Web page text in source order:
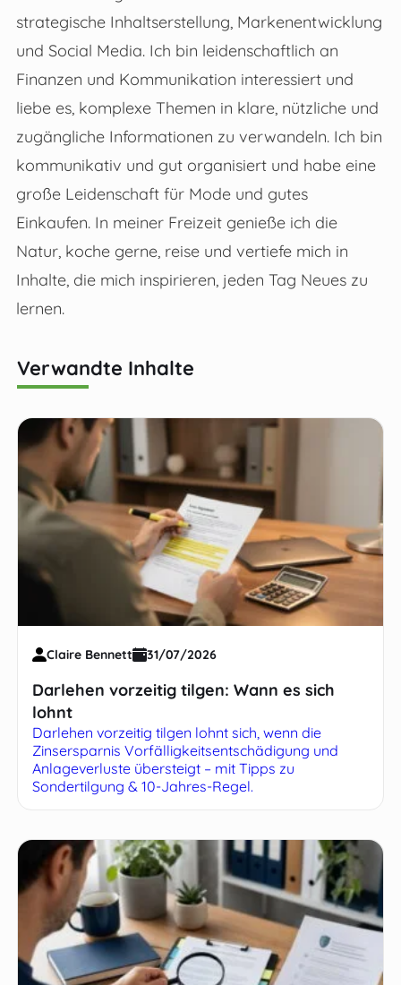
strategische Inhaltserstellung, Markenentwicklung
und Social Media. Ich bin leidenschaftlich an
Finanzen und Kommunikation interessiert und
liebe es, komplexe Themen in klare, nützliche und
zugängliche Informationen zu verwandeln. Ich bin
kommunikativ und gut organisiert und habe eine
große Leidenschaft für Mode und gutes
Einkaufen. In meiner Freizeit genieße ich die
Natur, koche gerne, reise und vertiefe mich in
Inhalte, die mich inspirieren, jeden Tag Neues zu
lernen.
Verwandte Inhalte
Claire Bennett 31/07/2026
Darlehen vorzeitig tilgen: Wann es sich
lohnt
Darlehen vorzeitig tilgen lohnt sich, wenn die
Zinsersparnis Vorfälligkeitsentschädigung und
Anlageverluste übersteigt – mit Tipps zu
Sondertilgung & 10-Jahres-Regel.